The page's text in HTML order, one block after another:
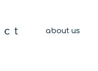
about us